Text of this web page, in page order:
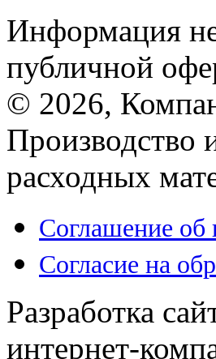
Информация
публичной
© 2026,
Производство
расходных
Соглашение об
Согласие на
Разработка
интернет-